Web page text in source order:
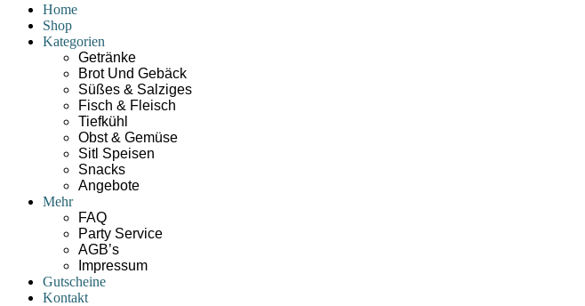
Home
Shop
Kategorien
Getränke
Brot Und Gebäck
Süßes & Salziges
Fisch & Fleisch
Tiefkühl
Obst & Gemüse
Sitl Speisen
Snacks
Angebote
Mehr
FAQ
Party Service
AGB’s
Impressum
Gutscheine
Kontakt